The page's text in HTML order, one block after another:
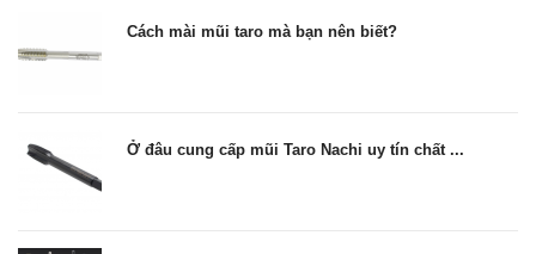
Cách mài mũi taro mà bạn nên biết?
Ở đâu cung cấp mũi Taro Nachi uy tín chất ...